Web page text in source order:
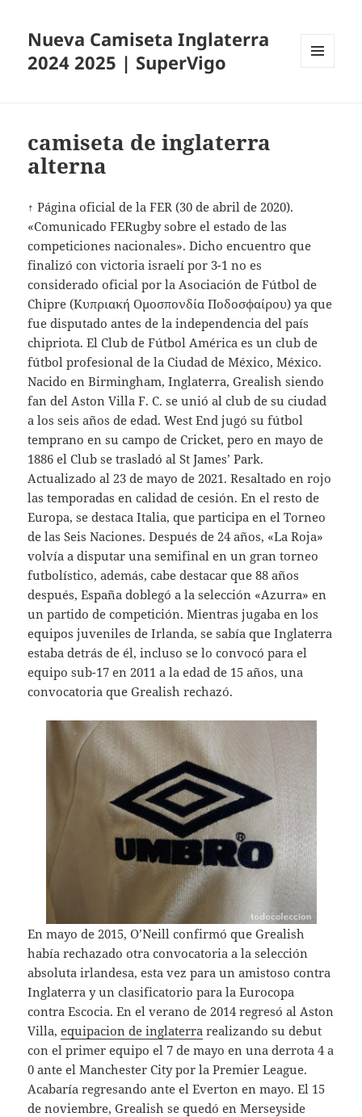
Nueva Camiseta Inglaterra
2024 2025 | SuperVigo
camiseta de inglaterra
alterna
↑ Página oficial de la FER (30 de abril de 2020).
«Comunicado FERugby sobre el estado de las
competiciones nacionales». Dicho encuentro que
finalizó con victoria israelí por 3-1 no es
considerado oficial por la Asociación de Fútbol de
Chipre (Κυπριακή Ομοσπονδία Ποδοσφαίρου) ya que
fue disputado antes de la independencia del país
chipriota. El Club de Fútbol América es un club de
fútbol profesional de la Ciudad de México, México.
Nacido en Birmingham, Inglaterra, Grealish siendo
fan del Aston Villa F. C. se unió al club de su ciudad
a los seis años de edad. West End jugó su fútbol
temprano en su campo de Cricket, pero en mayo de
1886 el Club se trasladó al St James’ Park.
Actualizado al 23 de mayo de 2021. Resaltado en rojo
las temporadas en calidad de cesión. En el resto de
Europa, se destaca Italia, que participa en el Torneo
de las Seis Naciones. Después de 24 años, «La Roja»
volvía a disputar una semifinal en un gran torneo
futbolístico, además, cabe destacar que 88 años
después, España doblegó a la selección «Azurra» en
un partido de competición. Mientras jugaba en los
equipos juveniles de Irlanda, se sabía que Inglaterra
estaba detrás de él, incluso se lo convocó para el
equipo sub-17 en 2011 a la edad de 15 años, una
convocatoria que Grealish rechazó.
En mayo de 2015, O’Neill confirmó que Grealish
había rechazado otra convocatoria a la selección
absoluta irlandesa, esta vez para un amistoso contra
Inglaterra y un clasificatorio para la Eurocopa
contra Escocia. En el verano de 2014 regresó al Aston
Villa,equipacion de inglaterra realizando su debut
con el primer equipo el 7 de mayo en una derrota 4 a
0 ante el Manchester City por la Premier League.
Acabaría regresando ante el Everton en mayo. El 15
de noviembre, Grealish se quedó en Merseyside